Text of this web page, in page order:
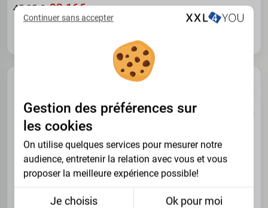
45.95 € 32.16€
Continuer sans accepter
Gestion des préférences sur
les cookies
On utilise quelques services pour mesurer notre
audience, entretenir la relation avec vous et vous
proposer la meilleure expérience possible!
Je choisis Ok pour moi